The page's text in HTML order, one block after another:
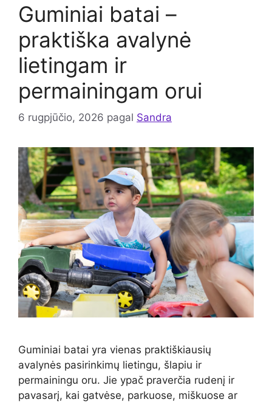
Guminiai batai –
praktiška avalynė
lietingam ir
permainingam orui
6 rugpjūčio, 2026 pagal Sandra
Guminiai batai yra vienas praktiškiausių
avalynės pasirinkimų lietingu, šlapiu ir
permainingu oru. Jie ypač praverčia rudenį ir
pavasarį, kai gatvėse, parkuose, miškuose ar